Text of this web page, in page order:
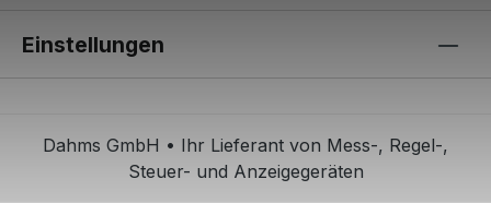
Einstellungen
Dahms GmbH • Ihr Lieferant von Mess-, Regel-,
Steuer- und Anzeigegeräten